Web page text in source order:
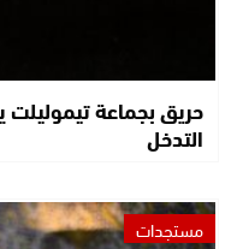
حريق بجماعة
التدخل
مستجدات